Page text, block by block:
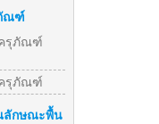
ณฑ์
รุภัณฑ์
รุภัณฑ์
ลักษณะพื้น